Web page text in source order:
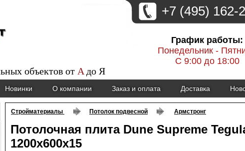
+7 (495) 162-
График работы:
Понедельник -
С 9:00 до 18:00
объектов от Aдо Я
Новинки О компании Заказ и оплата Доставка
Стройматериалы Потолок подвесной Армстронг
Потолочная плита Dune Supreme
1200х600х15